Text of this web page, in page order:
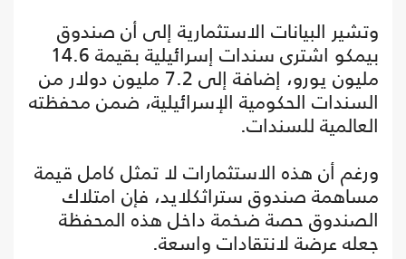
وتشير البيانات الاستثمارية إلى أن صندوق
بيمكو اشترى سندات إسرائيلية بقيمة 14.6
مليون يورو، إضافة إلى 7.2 مليون دولار من
السندات الحكومية الإسرائيلية، ضمن محفظته
العالمية للسندات.
ورغم أن هذه الاستثمارات لا تمثل كامل قيمة
مساهمة صندوق ستراثكلايد، فإن امتلاك
الصندوق حصة ضخمة داخل هذه المحفظة
جعله عرضة لانتقادات واسعة.